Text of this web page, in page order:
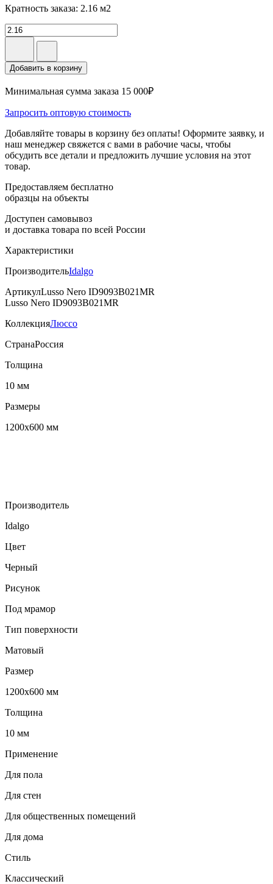
Кратность заказа: 2.16 м2
Добавить в корзину
Минимальная сумма заказа 15 000₽
Запросить оптовую стоимость
Добавляйте товары в корзину без оплаты! Оформите заявку, и
наш менеджер свяжется с вами в рабочие часы, чтобы
обсудить все детали и предложить лучшие условия на этот
товар.
Предоставляем бесплатно
образцы на объекты
Доступен самовывоз
и доставка товара по всей России
Характеристики
ПроизводительIdalgo
АртикулLusso Nero ID9093B021MR
Lusso Nero ID9093B021MR
КоллекцияЛюссо
СтранаРоссия
Толщина
10 мм
Размеры
1200х600 мм
Производитель
Idalgo
Цвет
Черный
Рисунок
Под мрамор
Тип поверхности
Матовый
Размер
1200х600 мм
Толщина
10 мм
Применение
Для пола
Для стен
Для общественных помещений
Для дома
Стиль
Классический